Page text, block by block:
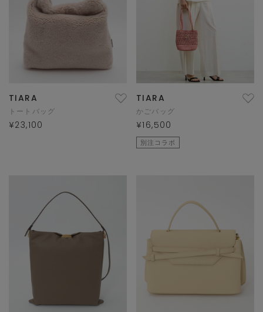
TIARA
トートバッグ
¥23,100
TIARA
かごバッグ
¥16,500
別注コラボ